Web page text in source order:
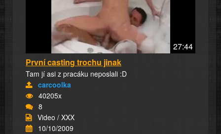
27:44
První casting trochu jinak
Tam jí asi z pracáku neposlali :D
carcoolka
40205x
8
Video / XXX
10/10/2009